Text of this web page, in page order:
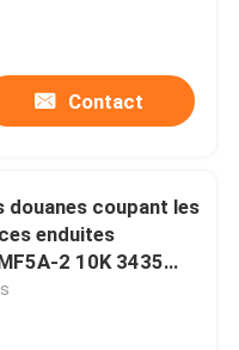
Contact
douanes coupant les
enduites
2 10K 3435